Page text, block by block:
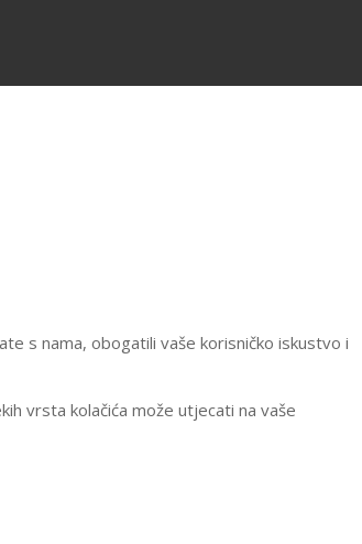
s nama, obogatili vaše korisničko iskustvo i
vrsta kolačića može utjecati na vaše